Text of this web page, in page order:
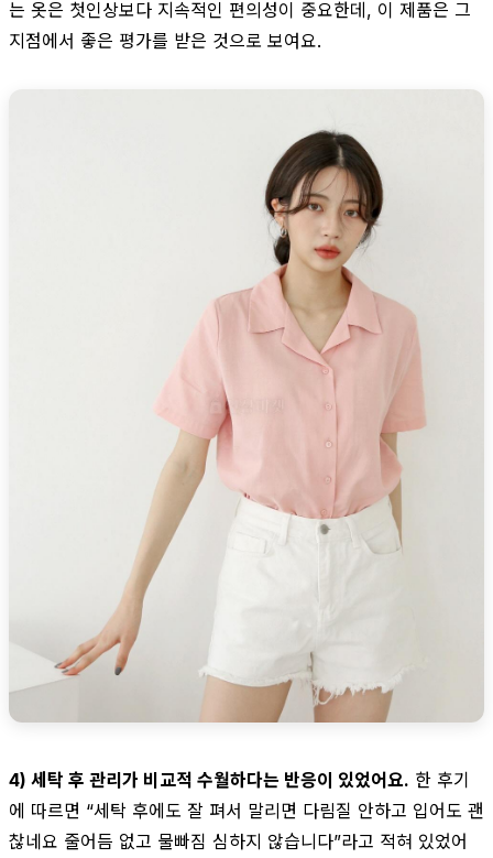
는 옷은 첫인상보다 지속적인 편의성이 중요한데, 이 제품은 그
지점에서 좋은 평가를 받은 것으로 보여요.
4) 세탁 후 관리가 비교적 수월하다는 반응이 있었어요. 한 후기
에 따르면 “세탁 후에도 잘 펴서 말리면 다림질 안하고 입어도 괜
찮네요 줄어듬 없고 물빠짐 심하지 않습니다”라고 적혀 있었어